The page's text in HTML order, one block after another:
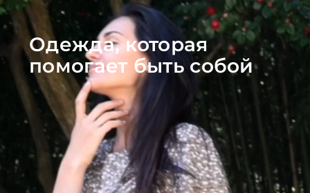
Одежда, которая
помогает быть собой